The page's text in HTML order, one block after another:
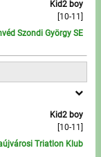
Kid2 boy
[10-11]
Szondi György SE
Kid2 boy
[10-11]
Triatlon Klub